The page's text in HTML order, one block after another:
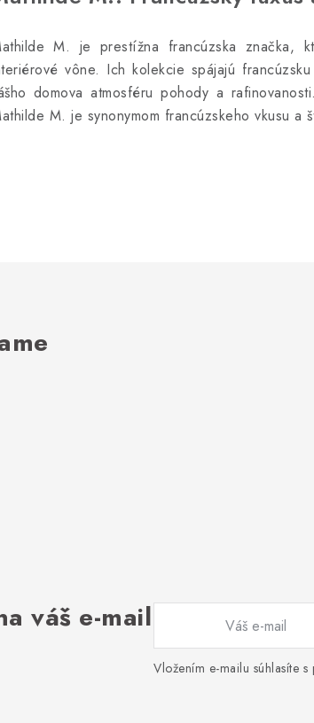
M. je prestížna francúzska značka,
vône. Ich kolekcie spájajú
domova atmosféru pohody a
M. je synonymom francúzskeho vkusu a
váš e-mail
Vložením e-mailu súhlasíte s